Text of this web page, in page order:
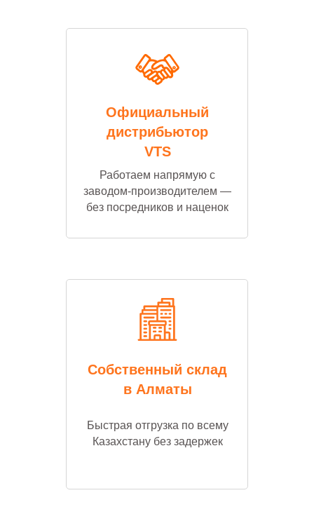
Официальный
дистрибьютор
VTS
Собственный склад
в Алматы
Работаем напрямую с
заводом-производителем —
без посредников и наценок
Быстрая отгрузка по всему
Казахстану без задержек